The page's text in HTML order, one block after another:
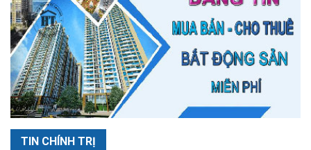
TIN CHÍNH TRỊ